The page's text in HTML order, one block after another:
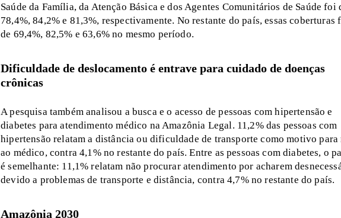
Saúde da Família, da Atenção Básica e dos Agentes Comunitários de Saúde foi
78,4%, 84,2% e 81,3%, respectivamente. No restante do país, essas coberturas
de 69,4%, 82,5% e 63,6% no mesmo período.
Dificuldade de deslocamento é entrave para cuidado de doenças
crônicas
A pesquisa também analisou a busca e o acesso de pessoas com hipertensão e
diabetes para atendimento médico na Amazônia Legal. 11,2% das pessoas com
hipertensão relatam a distância ou dificuldade de transporte como motivo para
ao médico, contra 4,1% no restante do país. Entre as pessoas com diabetes, o
é semelhante: 11,1% relatam não procurar atendimento por acharem
devido a problemas de transporte e distância, contra 4,7% no restante do país.
Amazônia 2030